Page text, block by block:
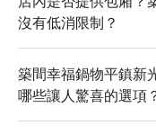
沒有低消限制？
築間幸福鍋物平鎮新
哪些讓人驚喜的選項